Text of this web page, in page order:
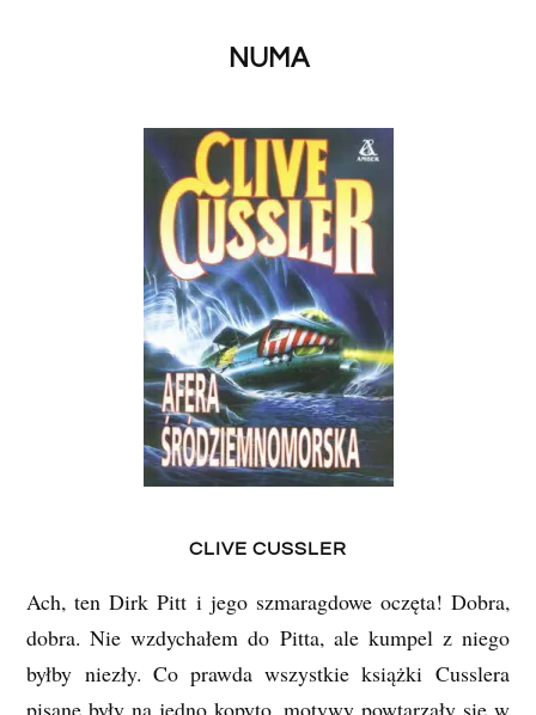
NUMA
CLIVE CUSSLER
Ach, ten Dirk Pitt i jego szmaragdowe oczęta! Dobra,
dobra. Nie wzdychałem do Pitta, ale kumpel z niego
byłby niezły. Co prawda wszystkie książki Cusslera
pisane były na jedno kopyto, motywy powtarzały się w